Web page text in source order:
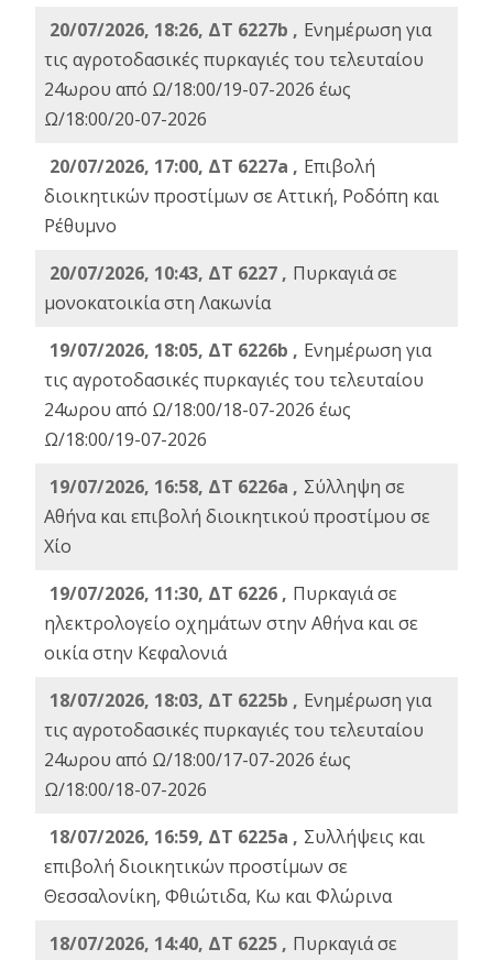
20/07/2026, 18:26, ΔΤ 6227b , Ενημέρωση για
τις αγροτοδασικές πυρκαγιές του τελευταίου
24ωρου από Ω/18:00/19-07-2026 έως
Ω/18:00/20-07-2026
20/07/2026, 17:00, ΔΤ 6227a , Επιβολή
διοικητικών προστίμων σε Αττική, Ροδόπη και
Ρέθυμνο
20/07/2026, 10:43, ΔΤ 6227 , Πυρκαγιά σε
μονοκατοικία στη Λακωνία
19/07/2026, 18:05, ΔΤ 6226b , Ενημέρωση για
τις αγροτοδασικές πυρκαγιές του τελευταίου
24ωρου από Ω/18:00/18-07-2026 έως
Ω/18:00/19-07-2026
19/07/2026, 16:58, ΔΤ 6226a , Σύλληψη σε
Αθήνα και επιβολή διοικητικού προστίμου σε
Χίο
19/07/2026, 11:30, ΔΤ 6226 , Πυρκαγιά σε
ηλεκτρολογείο οχημάτων στην Αθήνα και σε
οικία στην Κεφαλονιά
18/07/2026, 18:03, ΔΤ 6225b , Ενημέρωση για
τις αγροτοδασικές πυρκαγιές του τελευταίου
24ωρου από Ω/18:00/17-07-2026 έως
Ω/18:00/18-07-2026
18/07/2026, 16:59, ΔT 6225a , Συλλήψεις και
επιβολή διοικητικών προστίμων σε
Θεσσαλονίκη, Φθιώτιδα, Κω και Φλώρινα
18/07/2026, 14:40, ΔΤ 6225 , Πυρκαγιά σε